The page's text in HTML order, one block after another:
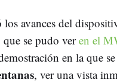
avances del
se pudo veren el
en la que
, ver una vista